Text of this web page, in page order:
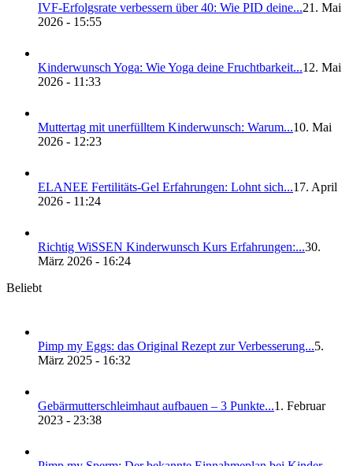
IVF-Erfolgs­ra­te ver­bes­sern über 40: Wie PID dei­ne...21. Mai
2026 - 15:55
Kin­der­wunsch Yoga: Wie Yoga dei­ne Frucht­bar­keit...12. Mai
2026 - 11:33
Mut­ter­tag mit uner­füll­tem Kin­der­wunsch: War­um...10. Mai
2026 - 12:23
ELANEE Fer­ti­li­täts-Gel Erfah­run­gen: Lohnt sich...17. April
2026 - 11:24
Rich­tig WiS­SEN Kin­der­wunsch Kurs Erfah­run­gen:...30.
März 2026 - 16:24
Beliebt
Pimp my Eggs: das Ori­gi­nal Rezept zur Ver­bes­se­rung...5.
März 2025 - 16:32
Gebär­mut­ter­schleim­haut auf­bau­en – 3 Punk­te...1. Februar
2023 - 23:38